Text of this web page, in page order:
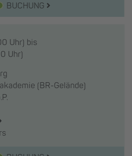
BUCHUNG
Uhr) bis
Uhr)
(BR-Gelände)